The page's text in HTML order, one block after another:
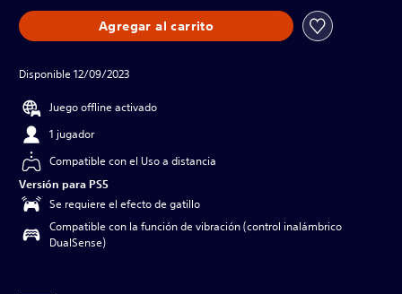
Agregar al carrito
Disponible 12/09/2023
Juego offline activado
1 jugador
Compatible con el Uso a distancia
Versión para PS5
Se requiere el efecto de gatillo
Compatible con la función de vibración (control inalámbrico
DualSense)